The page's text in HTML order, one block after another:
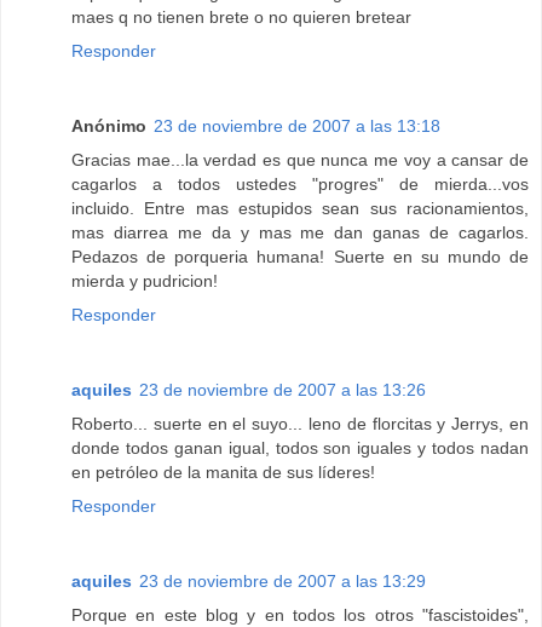
maes q no tienen brete o no quieren bretear
Responder
Anónimo 23 de noviembre de 2007 a las 13:18
Gracias mae...la verdad es que nunca me voy a cansar de
cagarlos a todos ustedes "progres" de mierda...vos
incluido. Entre mas estupidos sean sus racionamientos,
mas diarrea me da y mas me dan ganas de cagarlos.
Pedazos de porqueria humana! Suerte en su mundo de
mierda y pudricion!
Responder
aquiles 23 de noviembre de 2007 a las 13:26
Roberto... suerte en el suyo... leno de florcitas y Jerrys, en
donde todos ganan igual, todos son iguales y todos nadan
en petróleo de la manita de sus líderes!
Responder
aquiles 23 de noviembre de 2007 a las 13:29
Porque en este blog y en todos los otros "fascistoides",